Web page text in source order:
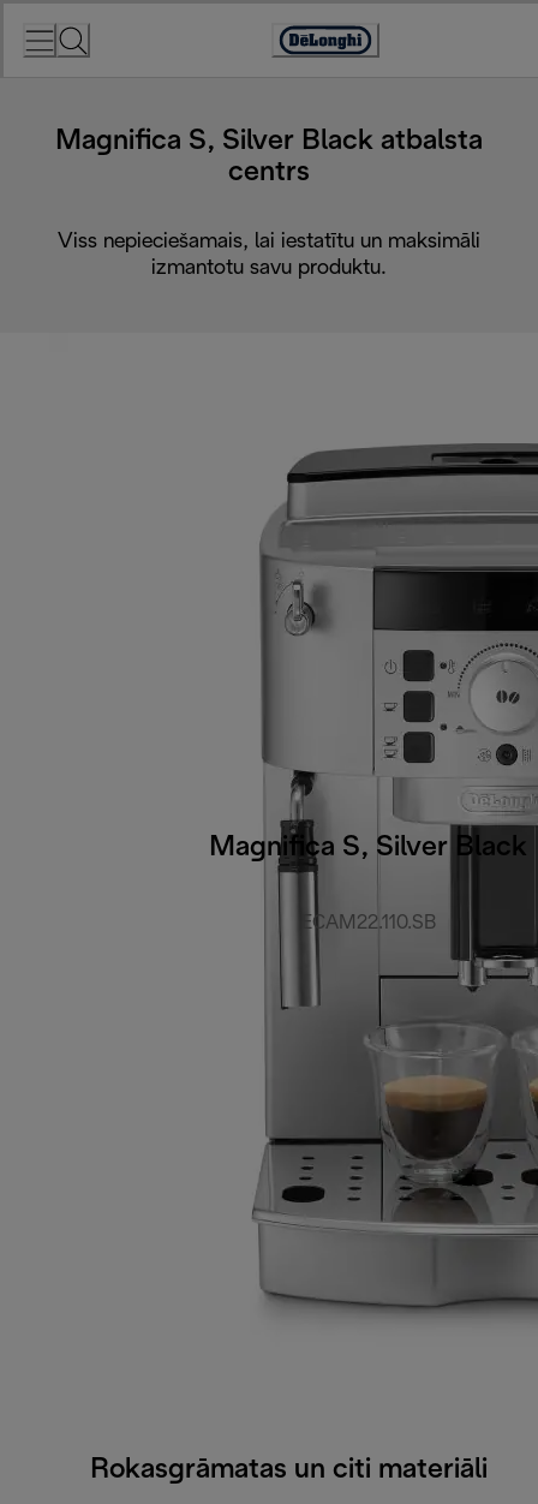
Accessibility
Magnifica S, Silver Black atbalsta
centrs
Viss nepieciešamais, lai iestatītu un maksimāli
izmantotu savu produktu.
Magnifica S, Silver Black
ECAM22.110.SB
Rokasgrāmatas un citi materiāli